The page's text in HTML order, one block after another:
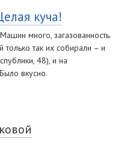
куча!
много, загазованность.
так их собирали – и
48), и на
вкусно.